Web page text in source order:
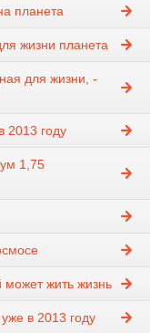
планета
жизни планета
для жизни, -
2013 году
1,75
может жить жизнь
в 2013 году